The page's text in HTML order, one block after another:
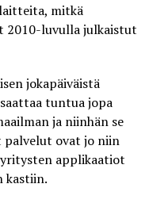
mitkä
2010-luvulla julkaistut
jokapäiväistä
tuntua jopa
ja niinhän se
palvelut ovat jo niin
applikaatiot
kastiin.